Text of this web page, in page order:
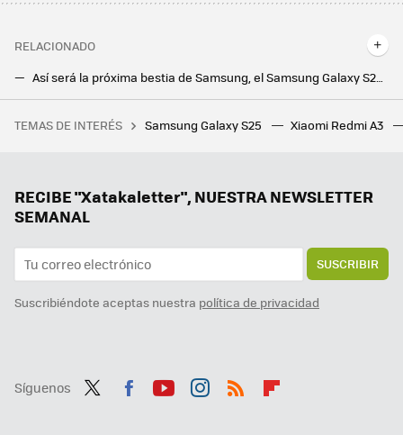
RELACIONADO
Así será la próxima bestia de Samsung, el Samsung Galaxy S25 Ultra, según OnLeaks
RootedCon está dispuesta a llegar al Constitucional si tiene que hacerlo: "LaLiga ha hackeado la ley" con los bloqueos de IPs
TEMAS DE INTERÉS Samsung Galaxy S25 Xiaomi Redmi A3
RECIBE "Xatakaletter", NUESTRA NEWSLETTER
SEMANAL
SUSCRIBIR
Suscribiéndote aceptas nuestra política de privacidad
Síguenos